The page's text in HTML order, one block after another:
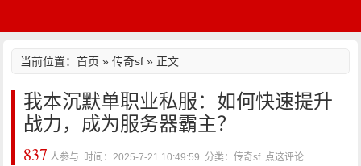
当前位置：首页 »传奇sf » 正文
我本沉默单职业私服：如何快速提升
战力，成为服务器霸主？
837 人参与 时间：2025-7-21 10:49:59 分类：传奇sf 点这评论